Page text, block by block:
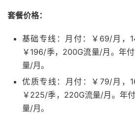
套餐价格：
基础专线：月付：￥69/月，
￥196/季，200G流量/月。年
量/月。
优质专线：月付：￥79/月，
￥225/季，220G流量/月。年
量/月。